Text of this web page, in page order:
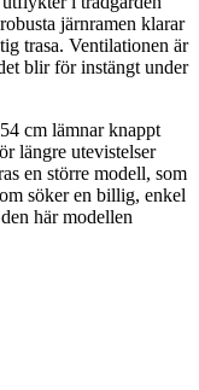
järnramen klarar
trasa. Ventilationen är
blir för instängt under
cm lämnar knappt
längre utevistelser
en större modell, som
söker en billig, enkel
här modellen